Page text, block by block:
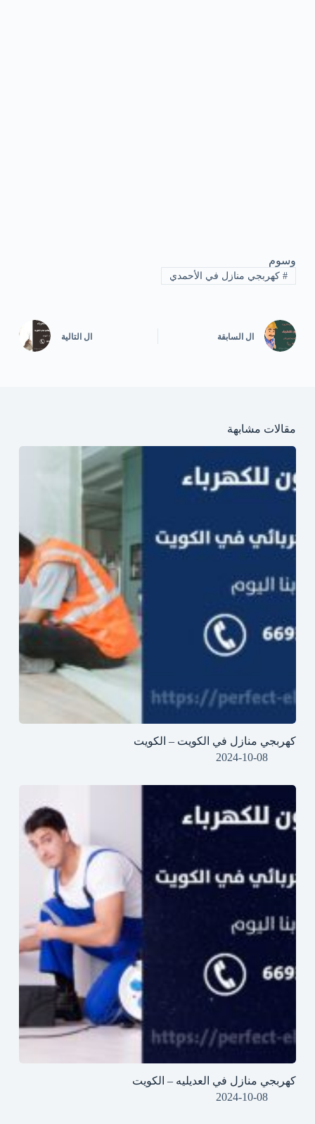
وسوم
#كهربجي منازل في الأحمدي
ال السابقة ال التالية
مقالات مشابهة
كهربجي منازل في الكويت – الكويت
2024-10-08
كهربجي منازل في العديليه – الكويت
2024-10-08